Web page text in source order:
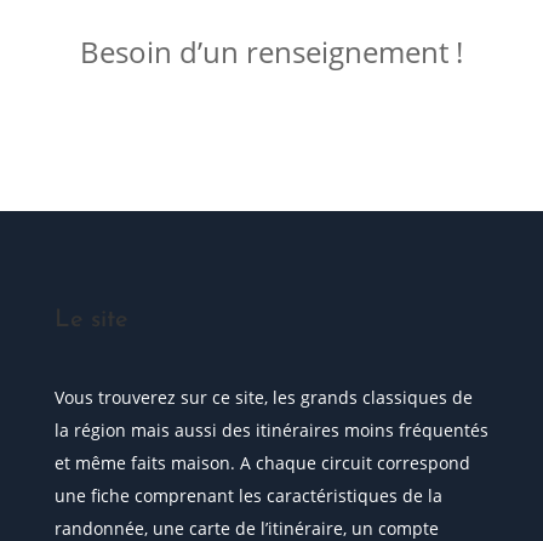
Besoin d’un renseignement !
Le site
Vous trouverez sur ce site, les grands classiques de
la région mais aussi des itinéraires moins fréquentés
et même faits maison. A chaque circuit correspond
une fiche comprenant les caractéristiques de la
randonnée, une carte de l’itinéraire, un compte